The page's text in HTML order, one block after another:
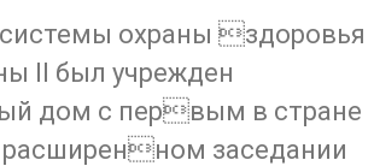
охраны здоровья
II был учрежден
дом с первым в стране
заседании